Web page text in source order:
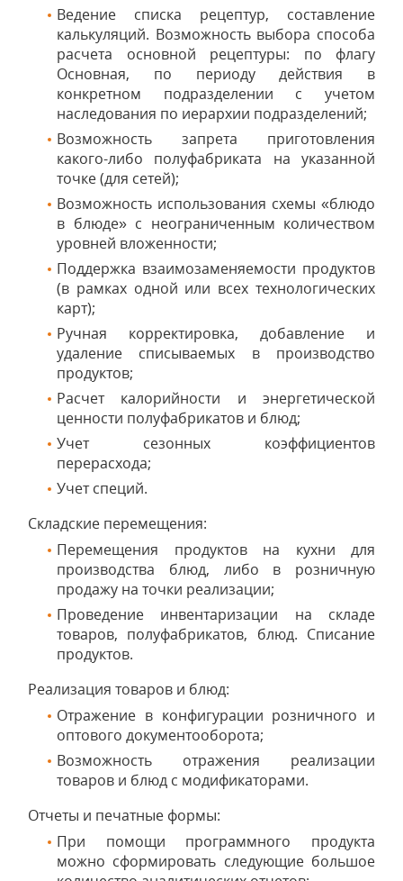
Ведение списка рецептур, составление
калькуляций. Возможность выбора способа
расчета основной рецептуры: по флагу
Основная, по периоду действия в
конкретном подразделении с учетом
наследования по иерархии подразделений;
Возможность запрета приготовления
какого-либо полуфабриката на указанной
точке (для сетей);
Возможность использования схемы «блюдо
в блюде» с неограниченным количеством
уровней вложенности;
Поддержка взаимозаменяемости продуктов
(в рамках одной или всех технологических
карт);
Ручная корректировка, добавление и
удаление списываемых в производство
продуктов;
Расчет калорийности и энергетической
ценности полуфабрикатов и блюд;
Учет сезонных коэффициентов
перерасхода;
Учет специй.
Складские перемещения:
Перемещения продуктов на кухни для
производства блюд, либо в розничную
продажу на точки реализации;
Проведение инвентаризации на складе
товаров, полуфабрикатов, блюд. Списание
продуктов.
Реализация товаров и блюд:
Отражение в конфигурации розничного и
оптового документооборота;
Возможность отражения реализации
товаров и блюд с модификаторами.
Отчеты и печатные формы:
При помощи программного продукта
можно сформировать следующие большое